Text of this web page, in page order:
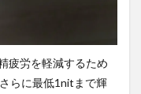
疲労を軽減するため
らに最低1nitまで輝